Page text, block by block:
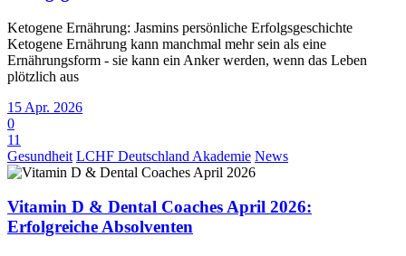
Ketogene Ernährung: Jasmins persönliche Erfolgsgeschichte
Ketogene Ernährung kann manchmal mehr sein als eine
Ernährungsform - sie kann ein Anker werden, wenn das Leben
plötzlich aus
15 Apr. 2026
0
11
Gesundheit LCHF Deutschland Akademie News
Vitamin D & Dental Coaches April 2026:
Erfolgreiche Absolventen